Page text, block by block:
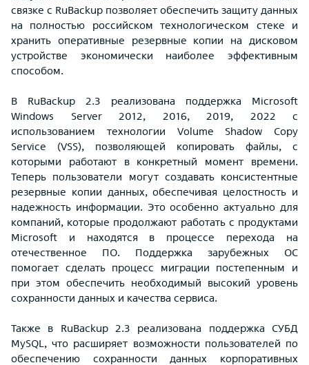
связке с RuBackup позволяет обеспечить защиту данных
на полностью российском технологическом стеке и
хранить оперативные резервные копии на дисковом
устройстве экономически наиболее эффективным
способом.
В RuBackup 2.3 реализована поддержка Microsoft
Windows Server 2012, 2016, 2019, 2022 с
использованием технологии Volume Shadow Copy
Service (VSS), позволяющей копировать файлы, с
которыми работают в конкретный момент времени.
Теперь пользователи могут создавать консистентные
резервные копии данных, обеспечивая целостность и
надежность информации. Это особенно актуально для
компаний, которые продолжают работать с продуктами
Microsoft и находятся в процессе перехода на
отечественное ПО. Поддержка зарубежных ОС
помогает сделать процесс миграции постепенным и
при этом обеспечить необходимый высокий уровень
сохранности данных и качества сервиса.
Также в RuBackup 2.3 реализована поддержка СУБД
MySQL, что расширяет возможности пользователей по
обеспечению сохранности данных корпоративных